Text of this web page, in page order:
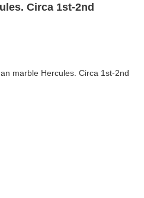
Circa 1st-2nd